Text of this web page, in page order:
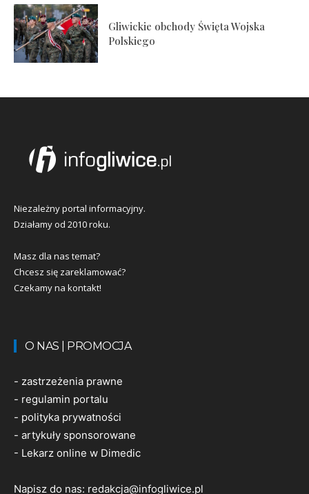
Gliwickie obchody Święta Wojska
Polskiego
Niezależny portal informacyjny.
Działamy od 2010 roku.
Masz dla nas temat?
Chcesz się zareklamować?
Czekamy na kontakt!
O NAS | PROMOCJA
- zastrzeżenia prawne
- regulamin portalu
- polityka prywatności
- artykuły sponsorowane
- Lekarz online w Dimedic
Napisz do nas: redakcja@infogliwice.pl